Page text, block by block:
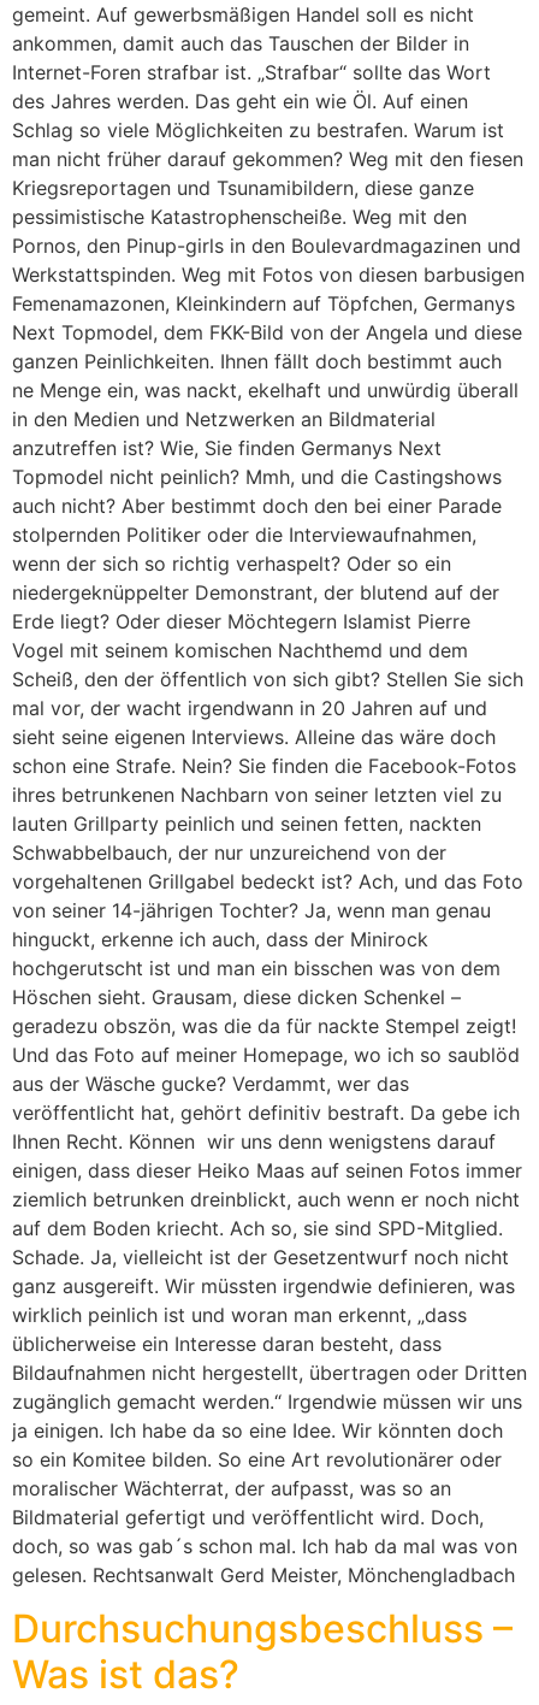
gemeint. Auf gewerbsmäßigen Handel soll es nicht
ankommen, damit auch das Tauschen der Bilder in
Internet-Foren strafbar ist. „Strafbar“ sollte das Wort
des Jahres werden. Das geht ein wie Öl. Auf einen
Schlag so viele Möglichkeiten zu bestrafen. Warum ist
man nicht früher darauf gekommen? Weg mit den fiesen
Kriegsreportagen und Tsunamibildern, diese ganze
pessimistische Katastrophenscheiße. Weg mit den
Pornos, den Pinup-girls in den Boulevardmagazinen und
Werkstattspinden. Weg mit Fotos von diesen barbusigen
Femenamazonen, Kleinkindern auf Töpfchen, Germanys
Next Topmodel, dem FKK-Bild von der Angela und diese
ganzen Peinlichkeiten. Ihnen fällt doch bestimmt auch
ne Menge ein, was nackt, ekelhaft und unwürdig überall
in den Medien und Netzwerken an Bildmaterial
anzutreffen ist? Wie, Sie finden Germanys Next
Topmodel nicht peinlich? Mmh, und die Castingshows
auch nicht? Aber bestimmt doch den bei einer Parade
stolpernden Politiker oder die Interviewaufnahmen,
wenn der sich so richtig verhaspelt? Oder so ein
niedergeknüppelter Demonstrant, der blutend auf der
Erde liegt? Oder dieser Möchtegern Islamist Pierre
Vogel mit seinem komischen Nachthemd und dem
Scheiß, den der öffentlich von sich gibt? Stellen Sie sich
mal vor, der wacht irgendwann in 20 Jahren auf und
sieht seine eigenen Interviews. Alleine das wäre doch
schon eine Strafe. Nein? Sie finden die Facebook-Fotos
ihres betrunkenen Nachbarn von seiner letzten viel zu
lauten Grillparty peinlich und seinen fetten, nackten
Schwabbelbauch, der nur unzureichend von der
vorgehaltenen Grillgabel bedeckt ist? Ach, und das Foto
von seiner 14-jährigen Tochter? Ja, wenn man genau
hinguckt, erkenne ich auch, dass der Minirock
hochgerutscht ist und man ein bisschen was von dem
Höschen sieht. Grausam, diese dicken Schenkel –
geradezu obszön, was die da für nackte Stempel zeigt!
Und das Foto auf meiner Homepage, wo ich so saublöd
aus der Wäsche gucke? Verdammt, wer das
veröffentlicht hat, gehört definitiv bestraft. Da gebe ich
Ihnen Recht. Können wir uns denn wenigstens darauf
einigen, dass dieser Heiko Maas auf seinen Fotos immer
ziemlich betrunken dreinblickt, auch wenn er noch nicht
auf dem Boden kriecht. Ach so, sie sind SPD-Mitglied.
Schade. Ja, vielleicht ist der Gesetzentwurf noch nicht
ganz ausgereift. Wir müssten irgendwie definieren, was
wirklich peinlich ist und woran man erkennt, „dass
üblicherweise ein Interesse daran besteht, dass
Bildaufnahmen nicht hergestellt, übertragen oder Dritten
zugänglich gemacht werden.“ Irgendwie müssen wir uns
ja einigen. Ich habe da so eine Idee. Wir könnten doch
so ein Komitee bilden. So eine Art revolutionärer oder
moralischer Wächterrat, der aufpasst, was so an
Bildmaterial gefertigt und veröffentlicht wird. Doch,
doch, so was gab´s schon mal. Ich hab da mal was von
gelesen. Rechtsanwalt Gerd Meister, Mönchengladbach
Durchsuchungsbeschluss –
Was ist das?